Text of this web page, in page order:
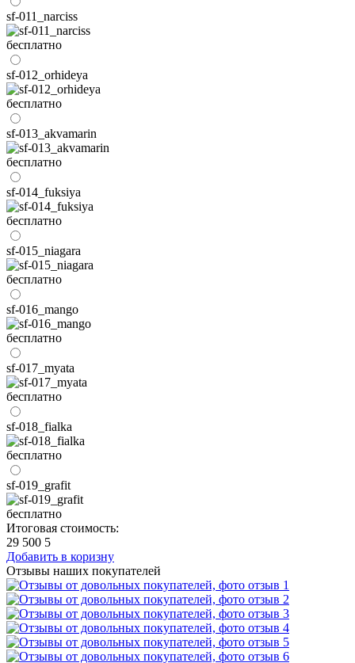
sf-011_narciss
бесплатно
sf-012_orhideya
бесплатно
sf-013_akvamarin
бесплатно
sf-014_fuksiya
бесплатно
sf-015_niagara
бесплатно
sf-016_mango
бесплатно
sf-017_myata
бесплатно
sf-018_fialka
бесплатно
sf-019_grafit
бесплатно
Итоговая стоимость:
29 500 5
Добавить в коризну
Отзывы наших покупателей